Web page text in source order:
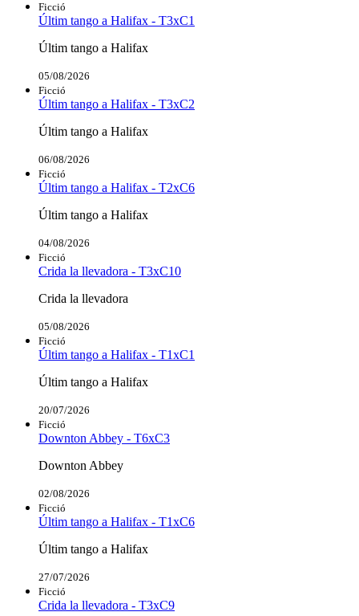
Ficció
Últim tango a Halifax - T3xC1
Últim tango a Halifax
05/08/2026
Ficció
Últim tango a Halifax - T3xC2
Últim tango a Halifax
06/08/2026
Ficció
Últim tango a Halifax - T2xC6
Últim tango a Halifax
04/08/2026
Ficció
Crida la llevadora - T3xC10
Crida la llevadora
05/08/2026
Ficció
Últim tango a Halifax - T1xC1
Últim tango a Halifax
20/07/2026
Ficció
Downton Abbey - T6xC3
Downton Abbey
02/08/2026
Ficció
Últim tango a Halifax - T1xC6
Últim tango a Halifax
27/07/2026
Ficció
Crida la llevadora - T3xC9